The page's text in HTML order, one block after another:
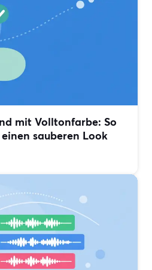
mit Volltonfarbe: So
sauberen Look